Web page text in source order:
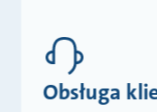
Obsługa